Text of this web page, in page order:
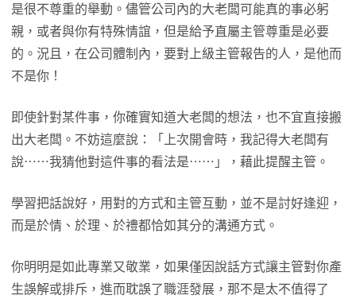
是很不尊重的舉動。儘管公司內的大老闆可能真的事必躬
親，或者與你有特殊情誼，但是給予直屬主管尊重是必要
的。況且，在公司體制內，要對上級主管報告的人，是他而
不是你！
即使針對某件事，你確實知道大老闆的想法，也不宜直接搬
出大老闆。不妨這麼說：「上次開會時，我記得大老闆有
說⋯⋯我猜他對這件事的看法是⋯⋯」，藉此提醒主管。
學習把話說好，用對的方式和主管互動，並不是討好逢迎，
而是於情、於理、於禮都恰如其分的溝通方式。
你明明是如此專業又敬業，如果僅因說話方式讓主管對你產
生誤解或排斥，進而耽誤了職涯發展，那不是太不值得了